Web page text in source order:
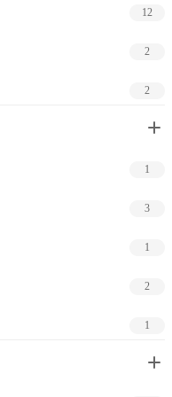
12
2
2
26
1
6
3
2
6
1
1
3
1
2
1
1